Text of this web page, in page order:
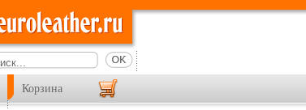
Корзина